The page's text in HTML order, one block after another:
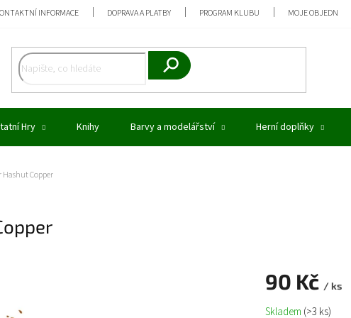
INFORMACE DOPRAVA A PLATBY PROGRAM KLUBU MOJE OBJEDNÁVKA
Hry Knihy Barvy a modelářství Herní doplňky
Copper
90 Kč / ks
Měrná
Skladem (>3 ks)